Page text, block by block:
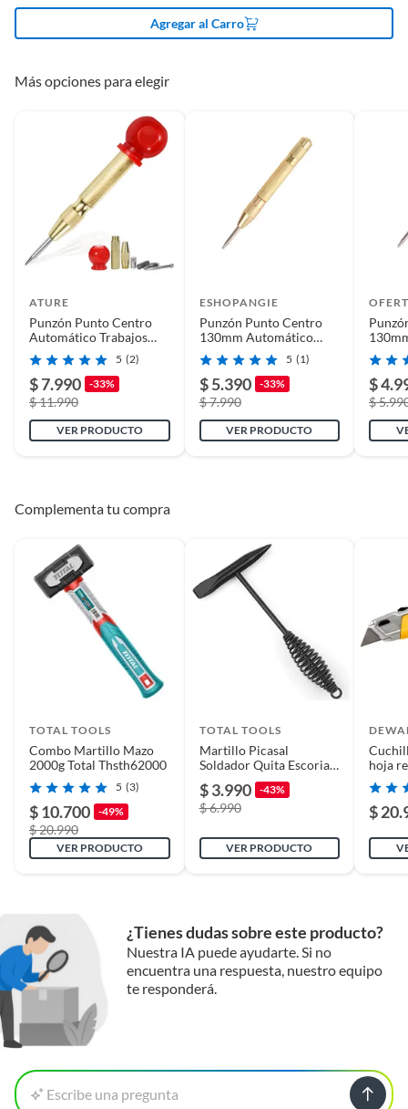
13cm
Ancho
Agregar al Carro
Más opciones para elegir
ATURE
Punzón Punto Centro
Automático Trabajos
Pesados Ergonómico
5 (2)
$ 7.990 -33%
$ 11.990
VER PRODUCTO
ESHOPANGIE
Punzón Punto Centro
130mm Automático
Punzón Central 5 (1)
$ 5.390 -33%
$ 7.990
VER PRODUCTO
$
$
Complementa tu compra
TOTAL TOOLS
Combo Martillo Mazo
2000g Total Thsth62000
5 (3)
$ 10.700 -49%
$ 20.990
VER PRODUCTO
TOTAL TOOLS
Martillo Picasal
Soldador Quita Escoria
Mango Cresorte
$ 3.990 -43%
$ 6.990
VER PRODUCTO
hoja
$
¿Tienes dudas sobre este producto?
Nuestra IA puede ayudarte. Si no
encuentra una respuesta, nuestro equipo
te responderá.
Escribe una pregunta